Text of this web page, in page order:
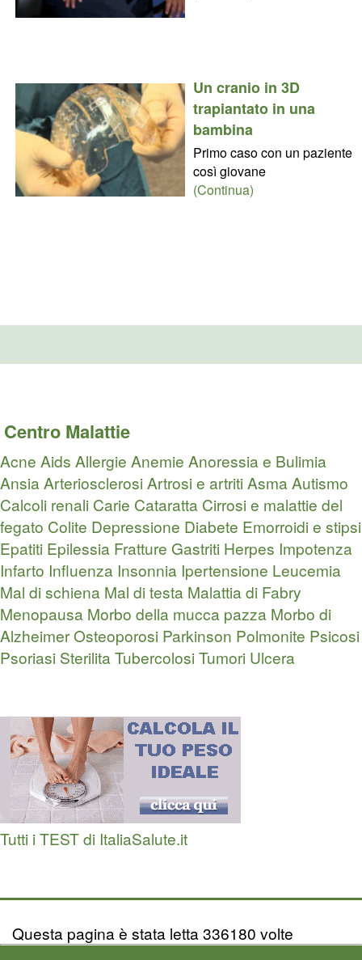
Un cranio in 3D
trapiantato in una
bambina
Primo caso con un paziente
così giovane
(Continua)
Centro Malattie
Acne Aids Allergie Anemie Anoressia e Bulimia
AnsiaArteriosclerosiArtrosi e artritiAsmaAutismo
Calcoli renali Carie Cataratta Cirrosi e malattie del
fegato Colite Depressione Diabete Emorroidi e stipsi
Epatiti Epilessia Fratture Gastriti Herpes Impotenza
Infarto Influenza Insonnia Ipertensione Leucemia
Mal di schiena Mal di testa Malattia di Fabry
Menopausa Morbo della mucca pazza Morbo di
AlzheimerOsteoporosi Parkinson Polmonite Psicosi
Psoriasi SterilitaTubercolosiTumori Ulcera
Tutti i TEST di ItaliaSalute.it
Questa pagina è stata letta 336180 volte